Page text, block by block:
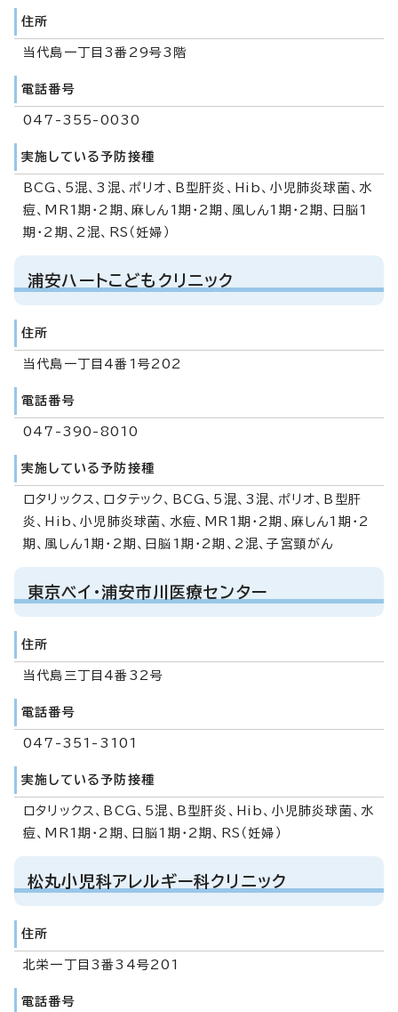
住所
当代島一丁目3番29号3階
電話番号
047-355-0030
実施している予防接種
BCG、5混、3混、ポリオ、B型肝炎、Hib、小児肺炎球菌、水
痘、MR1期・2期、麻しん1期・2期、風しん1期・2期、日脳1
期・2期、2混、RS（妊婦）
浦安ハートこどもクリニック
住所
当代島一丁目4番1号202
電話番号
047-390-8010
実施している予防接種
ロタリックス、ロタテック、BCG、5混、3混、ポリオ、B型肝
炎、Hib、小児肺炎球菌、水痘、MR1期・2期、麻しん1期・2
期、風しん1期・2期、日脳1期・2期、2混、子宮頸がん
東京ベイ・浦安市川医療センター
住所
当代島三丁目4番32号
電話番号
047-351-3101
実施している予防接種
ロタリックス、BCG、5混、B型肝炎、Hib、小児肺炎球菌、水
痘、MR1期・2期、日脳1期・2期、RS（妊婦）
松丸小児科アレルギー科クリニック
住所
北栄一丁目3番34号201
電話番号